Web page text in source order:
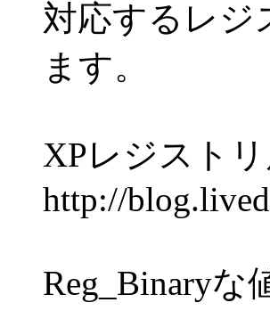
対応するレジ
ます。
XPレジスト
http://
Reg_Binary